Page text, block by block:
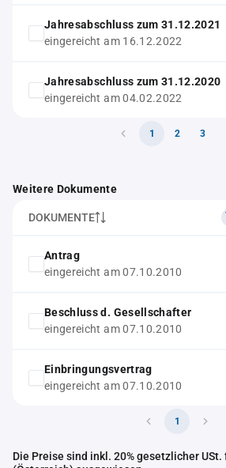
Jahresabschluss zum 31.12.2021
eingereicht am 16.12.2022
Jahresabschluss zum 31.12.2020
eingereicht am 04.02.2022
1 2 3
Weitere Dokumente
DOKUMENTE
Antrag
eingereicht am 07.10.2010
Beschluss d. Gesellschafter
eingereicht am 07.10.2010
Einbringungsvertrag
eingereicht am 07.10.2010
1
Die Preise sind inkl. 20% gesetzlicher